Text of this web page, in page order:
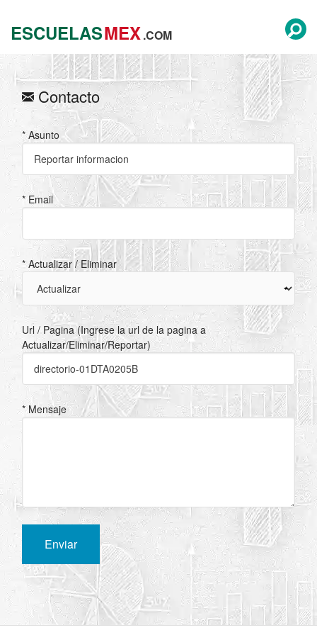
ESCUELASMEX.COM
Contacto
* Asunto
* Email
* Actualizar / Eliminar
Url / Pagina (Ingrese la url de la pagina a
Actualizar/Eliminar/Reportar)
* Mensaje
Enviar